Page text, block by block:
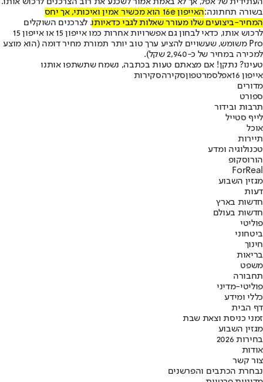
העתידית של אפל, אך לא באמת אמור לשכנע את רוב הצרכנים לרכוש אותו.
בשורה תחתונה:
האייפון 16e הוא מכשיר אמין ואיכותי, אך יחס
המחיר-ביצועים שלו מעורר שאלות לגבי כדאיותו. לצרכנים השוקלים
לרכוש אותו, כדאי לבחון גם אפשרויות אחרות כמו אייפון 15 או אייפון 15
Pro משומש, שעשויים להציע ערך טוב יותר תמורת מחיר דומה (הוא מוצע
למכירה במחיר של כ-2,940 שקל).
טעינו? נתקן! אם מצאתם טעות בכתבה, נשמח שתשתפו אותנו
אייפון 16
אפלסמרטפוןסקירהסקירות
מדורים
ספורט
תרבות ובידור
לייף סטייל
אוכל
תיירות
טכנולוגיה ומדע
הורוסקופ
ForReal
מגזין השבוע
דעות
חדשות בארץ
חדשות בעולם
פוליטי
ביטחוני
חינוך
בריאות
משפט
תחבורה
פוליטי-מדיני
כללי ומידע
דף הבית
זמני כניסת וצאת שבת
מגזין השבוע
בחירות 2026
אודות
צור קשר
נבחרת הכתבים והפרשנים